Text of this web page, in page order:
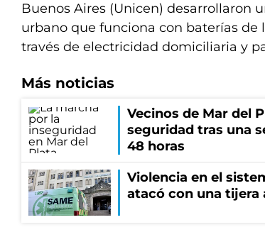
Buenos Aires (Unicen) desarrollaron
urbano que funciona con baterías de
través de electricidad domiciliaria y
Más noticias
Vecinos de Mar del
seguridad tras una
48 horas
Violencia en el
atacó con una tijera